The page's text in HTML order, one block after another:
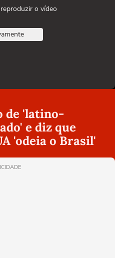
o vídeo
de 'latino-
e diz que
'odeia o Brasil'